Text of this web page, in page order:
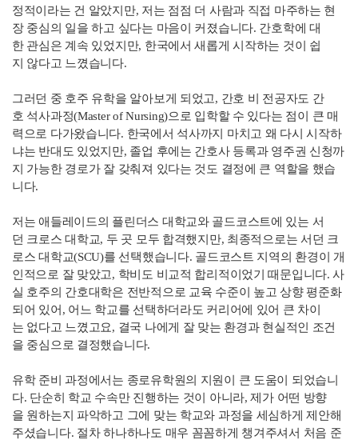
정적이라는 건 알았지만, 저는 점점 더 사람과 직접 마주하는 현
장 중심의 일을 하고 싶다는 마음이 커졌습니다. 간호학에 대
한 관심은 계속 있었지만, 한국에서 새롭게 시작하는 것이 쉽
지 않다고 느꼈습니다.
그러던 중 호주 유학을 알아보게 되었고, 간호 비 전공자도 간
호 석사과정(Master of Nursing)으로 입학할 수 있다는 점이 큰 매
력으로 다가왔습니다. 한국에서 석사까지 마치고 왜 다시 시작하
냐는 반대도 있었지만, 졸업 후에는 간호사 등록과 영주권 신청까
지 가능한 경로가 잘 갖춰져 있다는 것도 결정에 큰 역할을 했습
니다.
저는 애들레이드의 플린더스 대학교와 골드코스트에 있는 서
던 크로스 대학교, 두 곳 모두 합격했지만, 최종적으로는 서던 크
로스 대학교(SCU)를 선택했습니다. 골드코스트 지역의 환경이 개
인적으로 잘 맞았고, 학비도 비교적 합리적이었기 때문입니다. 사
실 호주의 간호대학은 전반적으로 교육 수준이 높고 상향 평준화
되어 있어, 어느 학교를 선택하더라도 커리어에 있어 큰 차이
는 없다고 느꼈고요, 결국 나에게 잘 맞는 환경과 현실적인 조건
을 중심으로 결정했습니다.
유학 준비 과정에서는 종로유학원의 지원이 큰 도움이 되었습니
다. 단순히 학교 수속만 진행하는 것이 아니라, 제가 어떤 방향
을 원하는지 파악하고 그에 맞는 학교와 과정을 세심하게 제안해
주셨습니다. 절차 하나하나도 매우 꼼꼼하게 챙겨주셔서 처음 준